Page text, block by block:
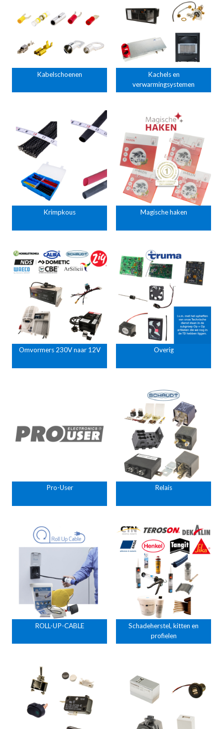
Kabelschoenen
Kachels en
verwarmingsystemen
Krimpkous Magische haken
Omvormers 230V naar 12V Overig
Pro-User Relais
ROLL-UP-CABLE
Schadeherstel, kitten en
profielen